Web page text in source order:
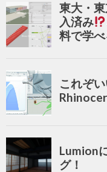
東大・
入済み
料で学
これぞ
Lumion
グ！